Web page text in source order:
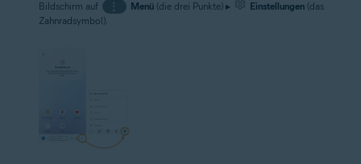
Bildschirm auf
⋮ Menü(die drei Punkte) ▸ Einstellungen(das
Zahnradsymbol).